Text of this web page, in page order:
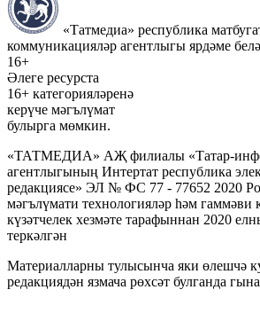
«Татмедиа» республика
коммуникацияләр агентлыгы ярдәме
16+
Әлеге ресурста
16+ категорияләренә
керүче мәгълүмат
булырга мөмкин.
«ТАТМЕДИА» АҖ филиалы «Татар-
агентлыгының Интертат республика
редакциясе» ЭЛ № ФС 77 - 77652 2020
мәгълүмати технологияләр һәм гаммәви
күзәтчелек хезмәте тарафыннан 2020
теркәлгән
Материалларны тулысынча яки өлешчә
редакциядән язмача рөхсәт булганда